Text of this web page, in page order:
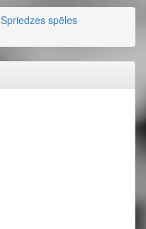
Spriedzes spēles